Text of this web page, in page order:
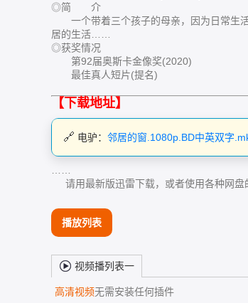
◎简 介
一个带着三个孩子的母亲，因为日常生活
居的生活……
◎获奖情况
第92届奥斯卡金像奖(2020)
最佳真人短片(提名)
【下载地址】
电驴： 邻居的窗.1080p.BD中英双字
请用最新版迅雷下载，或者使用各种网盘
播放列表
视频播列表一
高清视频无需安装任何插件